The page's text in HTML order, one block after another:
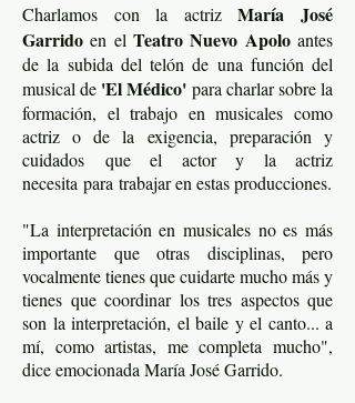
Charlamos con la actrizMaría José
Garrido en el Teatro Nuevo Apoloantes
de la subida del telón de una función del
musical de 'El Médico' para charlar sobre la
formación, el trabajo en musicales como
actriz o de la exigencia, preparación y
cuidados que el actor y la actriz
necesita para trabajar en estas producciones.
"La interpretación en musicales no es más
importante que otras disciplinas, pero
vocalmente tienes que cuidarte mucho más y
tienes que coordinar los tres aspectos que
son la interpretación, el baile y el canto... a
mí, como artistas, me completa mucho",
dice emocionada María José Garrido.